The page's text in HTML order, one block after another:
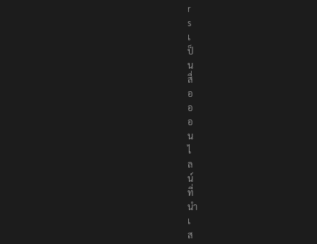
t
e
r
s
เ
ป็
น
สื่
อ
อ
อ
น
ไ
ล
น์
ที่
นำ